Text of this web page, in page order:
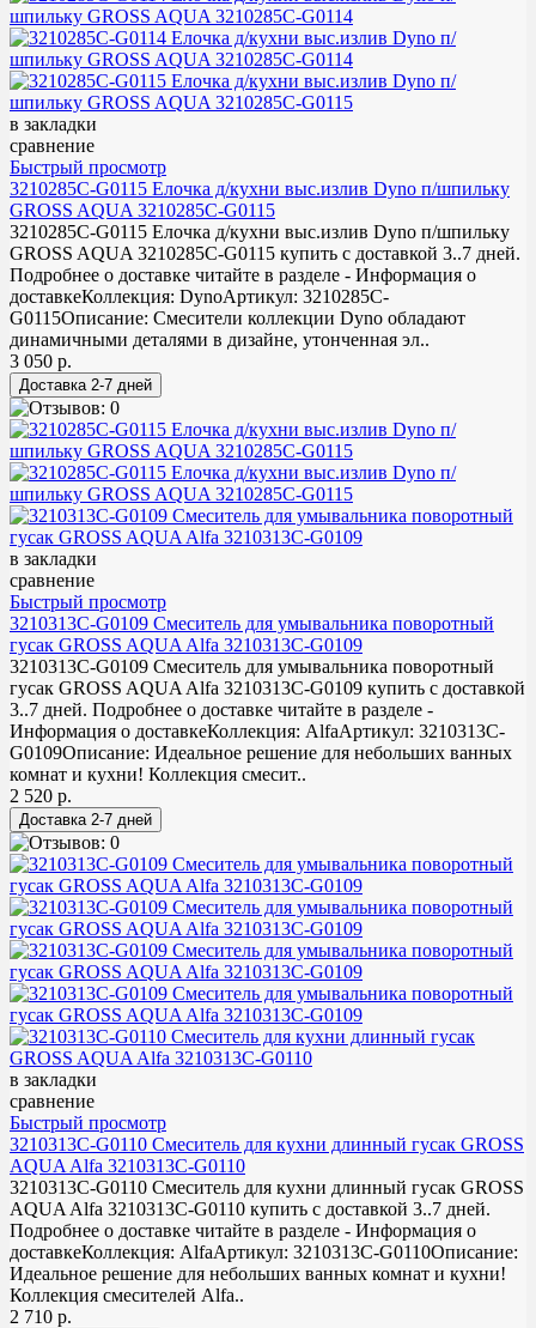
в закладки
сравнение
Быстрый просмотр
3210285C-G0115 Елочка д/кухни выс.излив Dyno п/шпильку
GROSS AQUA 3210285С-G0115
3210285C-G0115 Елочка д/кухни выс.излив Dyno п/шпильку
GROSS AQUA 3210285С-G0115 купить с доставкой 3..7 дней.
Подробнее о доставке читайте в разделе - Информация о
доставкеКоллекция: DynoАртикул: 3210285С-
G0115Описание: Смесители коллекции Dyno обладают
динамичными деталями в дизайне, утонченная эл..
3 050 р.
в закладки
сравнение
Быстрый просмотр
3210313C-G0109 Смеситель для умывальника поворотный
гусак GROSS AQUA Alfa 3210313C-G0109
3210313C-G0109 Смеситель для умывальника поворотный
гусак GROSS AQUA Alfa 3210313C-G0109 купить с доставкой
3..7 дней. Подробнее о доставке читайте в разделе -
Информация о доставкеКоллекция: AlfaАртикул: 3210313C-
G0109Описание: Идеальное решение для небольших ванных
комнат и кухни! Коллекция смесит..
2 520 р.
в закладки
сравнение
Быстрый просмотр
3210313C-G0110 Смеситель для кухни длинный гусак GROSS
AQUA Alfa 3210313C-G0110
3210313C-G0110 Смеситель для кухни длинный гусак GROSS
AQUA Alfa 3210313C-G0110 купить с доставкой 3..7 дней.
Подробнее о доставке читайте в разделе - Информация о
доставкеКоллекция: AlfaАртикул: 3210313C-G0110Описание:
Идеальное решение для небольших ванных комнат и кухни!
Коллекция смесителей Alfa..
2 710 р.